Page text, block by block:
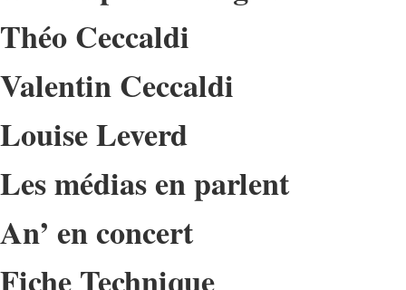
Théo Ceccaldi
Valentin Ceccaldi
Louise Leverd
Les médias en parlent
An’ en concert
Fiche Technique